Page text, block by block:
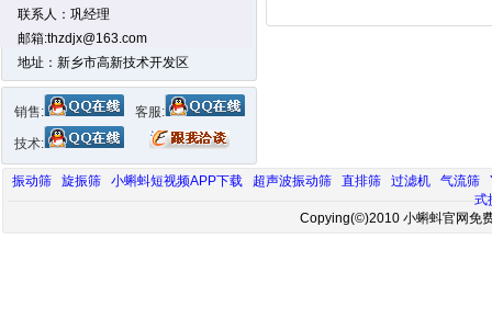
联系人：巩经理
邮箱:thzdjx@163.com
地址：新乡市高新技术开发区
销售: 客服:
技术:
振动筛 旋振筛 小蝌蚪短视频APP下载 超声波振动筛 直排筛 过滤机 气流筛
式
Copying(©)2010 小蝌蚪官网免费